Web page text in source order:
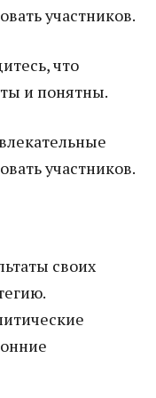
участников.
что
и понятны.
участников.
своих